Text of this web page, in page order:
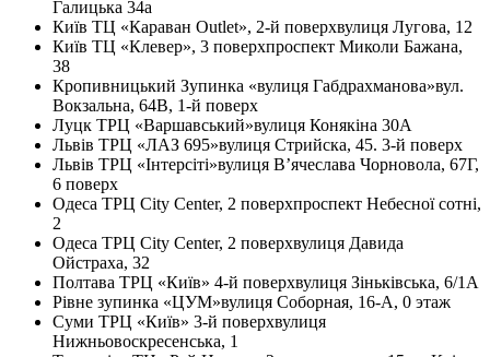
Галицька 34а
Київ ТЦ «Караван Outlet», 2-й поверхвулиця Лугова, 12
Київ ТЦ «Клевер», 3 поверхпроспект Миколи Бажана,
38
Кропивницький Зупинка «вулиця Габдрахманова»вул.
Вокзальна, 64В, 1-й поверх
Луцк ТРЦ «Варшавський»вулиця Конякіна 30А
Львів ТРЦ «ЛАЗ 695»вулиця Стрийска, 45. 3-й поверх
Львів ТРЦ «Інтерсіті»вулиця В’ячеслава Чорновола, 67Г,
6 поверх
Одеса ТРЦ City Center, 2 поверхпроспект Небесної сотні,
2
Одеса ТРЦ City Center, 2 поверхвулиця Давида
Ойстраха, 32
Полтава ТРЦ «Київ» 4-й поверхвулиця Зіньківська, 6/1А
Рівне зупинка «ЦУМ»вулиця Соборная, 16-А, 0 этаж
Суми ТРЦ «Київ» 3-й поверхвулиця
Нижньовоскресенська, 1